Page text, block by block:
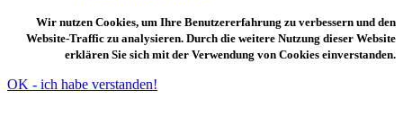
Wir nutzen Cookies, um Ihre Benutzererfahrung zu verbessern und den
Website-Traffic zu analysieren. Durch die weitere Nutzung dieser Website
erklären Sie sich mit der Verwendung von Cookies einverstanden.
OK - ich habe verstanden!